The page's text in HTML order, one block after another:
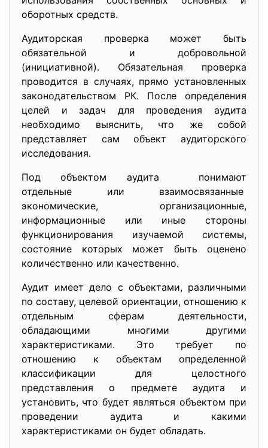
оборотных средств.
Аудиторская проверка может быть
обязательной и добровольной
(инициативной). Обязательная проверка
проводится в случаях, прямо установленных
законодательством РК. После определения
целей и задач для проведения аудита
необходимо выяснить, что же собой
представляет сам объект аудиторского
исследования.
Под объектом аудита понимают
отдельные или взаимосвязанные
экономические, организационные,
информационные или иные стороны
функционирования изучаемой системы,
состояние которых может быть оценено
количественно или качественно.
Аудит имеет дело с объектами, различными
по составу, целевой ориентации, отношению к
отдельным сферам деятельности,
обладающими многими другими
характеристиками. Это требует по
отношению к объектам определенной
классификации для целостного
представления о предмете аудита и
установить, что будет являться объектом при
проведении аудита и какими
характеристиками он будет обладать.